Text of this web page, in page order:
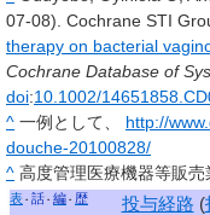
07-08). Cochrane STI
therapy on bacterial
Cochrane Database of
doi:10.1002/
^ 一例として、 http://
douche-20100828/
^ 高度管理医療機器等販売
表 話 編 歴 投与経路 (